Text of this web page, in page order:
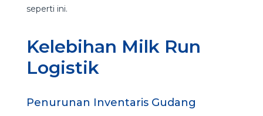
seperti ini.
Kelebihan Milk Run
Logistik
Penurunan Inventaris Gudang